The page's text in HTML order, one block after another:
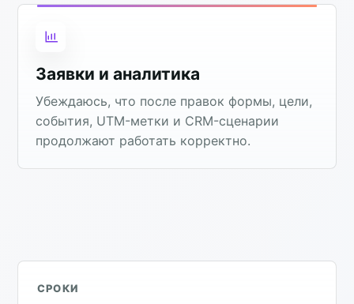
Заявки и аналитика
Убеждаюсь, что после правок формы, цели,
события, UTM-метки и CRM-сценарии
продолжают работать корректно.
СРОКИ